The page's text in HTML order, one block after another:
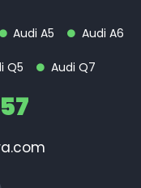
Audi A5 Audi A6
Q5 Audi Q7